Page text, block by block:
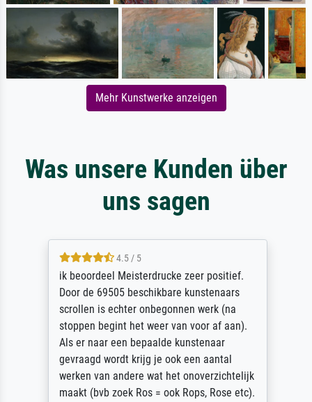
Mehr Kunstwerke anzeigen
Was unsere Kunden über
uns sagen
4.5 / 5
ik beoordeel Meisterdrucke zeer positief.
Door de 69505 beschikbare kunstenaars
scrollen is echter onbegonnen werk (na
stoppen begint het weer van voor af aan).
Als er naar een bepaalde kunstenaar
gevraagd wordt krijg je ook een aantal
werken van andere wat het onoverzichtelijk
maakt (bvb zoek Ros = ook Rops, Rose etc).